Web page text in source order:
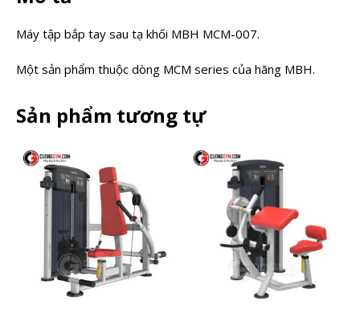
Máy tập bắp tay sau tạ khối MBH MCM-007.
Một sản phẩm thuộc dòng MCM series của hãng MBH.
Sản phẩm tương tự